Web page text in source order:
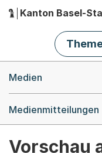
Hauptnavigation
Kanton Basel-
Medien
Medienmitteilungen
Vorschau